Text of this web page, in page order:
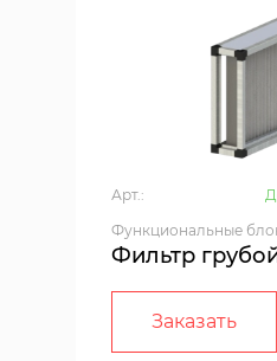
Арт.:
Функциональные
Фильтр
Заказать